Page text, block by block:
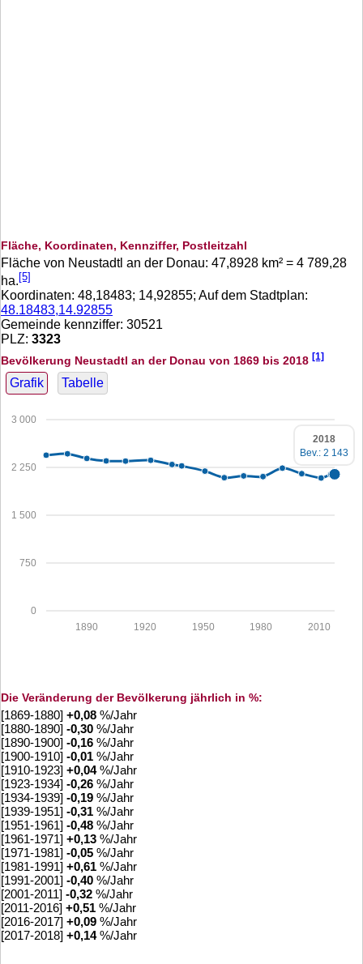
Fläche, Koordinaten, Kennziffer, Postleitzahl
Fläche von Neustadtl an der Donau: 47,8928 km² = 4 789,28
ha. [5]
Koordinaten: 48,18483; 14,92855; Auf dem Stadtplan:
48.18483,14.92855
Gemeinde kennziffer: 30521
PLZ: 3323
Bevölkerung Neustadtl an der Donau von 1869 bis 2018 [1]
Grafik Tabelle
0
750
1 500
2 250
3 000
2010
1980
1950
1920
1890
2018
Bev.: 2 143
Die Veränderung der Bevölkerung jährlich in %:
[1869-1880] +0,08 %/Jahr
[1880-1890] -0,30 %/Jahr
[1890-1900] -0,16 %/Jahr
[1900-1910] -0,01 %/Jahr
[1910-1923] +0,04%/Jahr
[1923-1934] -0,26 %/Jahr
[1934-1939] -0,19 %/Jahr
[1939-1951] -0,31 %/Jahr
[1951-1961] -0,48 %/Jahr
[1961-1971] +0,13 %/Jahr
[1971-1981] -0,05 %/Jahr
[1981-1991] +0,61 %/Jahr
[1991-2001] -0,40 %/Jahr
[2001-2011] -0,32 %/Jahr
[2011-2016] +0,51 %/Jahr
[2016-2017] +0,09 %/Jahr
[2017-2018] +0,14%/Jahr